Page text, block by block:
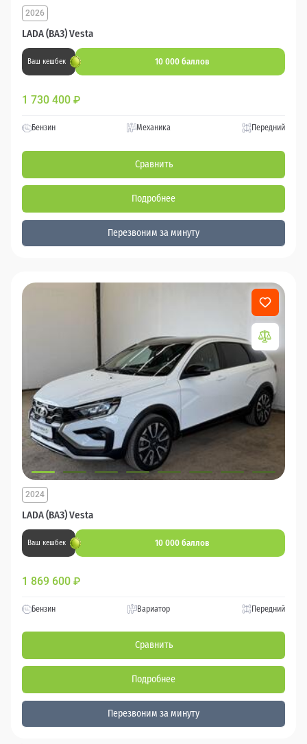
LADA (ВАЗ) Vesta
2026
Ваш кешбек 10 000 баллов
1 730 400 ₽
Бензин Механика Передний
Сравнить
Подробнее
Перезвоним за минуту
LADA (ВАЗ) Vesta
2024
Ваш кешбек 10 000 баллов
1 869 600 ₽
Бензин Вариатор Передний
Сравнить
Подробнее
Перезвоним за минуту